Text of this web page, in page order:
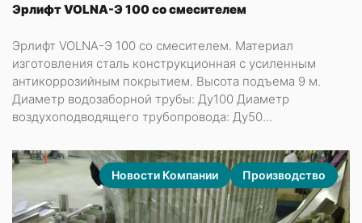
Эрлифт VOLNA-Э 100 со смесителем
Эрлифт VOLNA-Э 100 со смесителем. Материал
изготовления сталь конструкционная с усиленным
антикоррозийным покрытием. Высота подъема 9 м.
Диаметр водозаборной трубы: Ду100 Диаметр
воздухоподводящего трубопровода: Ду50...
Новости Компании Производство